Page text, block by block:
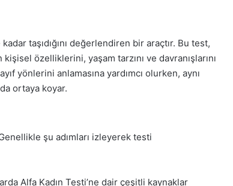
taşıdığını değerlendiren bir araçtır. Bu test,
özelliklerini, yaşam tarzını ve davranışlarını
yönlerini anlamasına yardımcı olurken, aynı
ortaya koyar.
şu adımları izleyerek testi
Alfa Kadın Testi’ne dair çeşitli kaynaklar